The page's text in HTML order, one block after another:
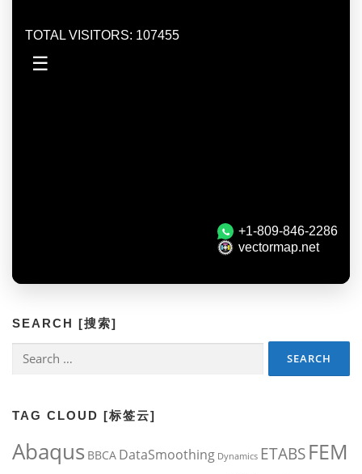
SEARCH [搜索]
for:
TAG CLOUD [标签云]
Abaqus BBCA DataSmoothing Dynamics ETABSFEM